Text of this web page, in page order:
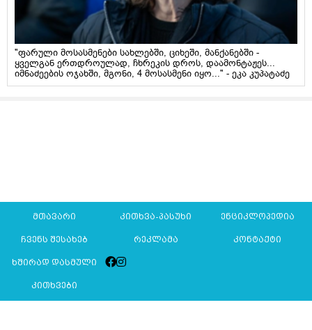
"ფარული მოსასმენები სახლებში, ციხეში, მანქანებში -
ყველგან ერთდროულად, ჩხრეკის დროს, დაამონტაჟეს...
იმნაძეების ოჯახში, მგონი, 4 მოსასმენი იყო..." - ეკა კუპატაძე
მთავარი კითხვა-პასუხი ენციკლოპედია
ჩვენს შესახებ რეკლამა კონტაქტი
ხშირად დასმული
კითხვები